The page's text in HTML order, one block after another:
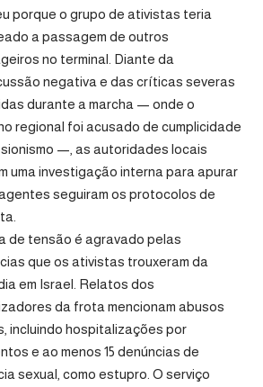
porque o grupo de ativistas teria
a passagem de outros
no terminal. Diante da
negativa e das críticas severas
durante a marcha — onde o
regional foi acusado de cumplicidade
sionismo —, as autoridades locais
uma investigação interna para apurar
seguiram os protocolos de
de tensão é agravado pelas
que os ativistas trouxeram da
em Israel. Relatos dos
da frota mencionam abusos
incluindo hospitalizações por
e ao menos 15 denúncias de
sexual, como estupro. O serviço